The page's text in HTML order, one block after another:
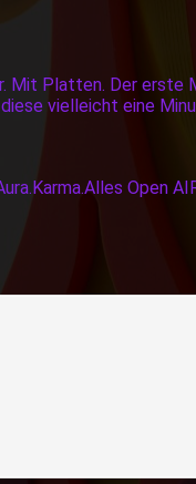
Mit Platten. Der
vielleicht eine
Open